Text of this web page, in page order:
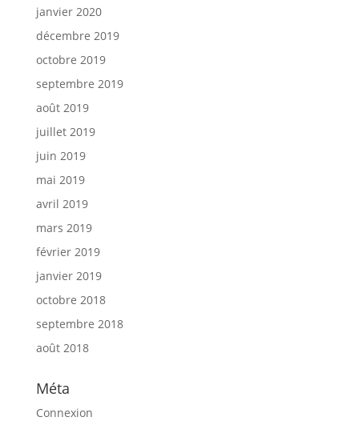
janvier 2020
décembre 2019
octobre 2019
septembre 2019
août 2019
juillet 2019
juin 2019
mai 2019
avril 2019
mars 2019
février 2019
janvier 2019
octobre 2018
septembre 2018
août 2018
Méta
Connexion